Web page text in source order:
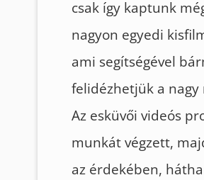
csak így kaptunk
nagyon egyedi
ami segítségével
felidézhetjük a nagy
Az esküvői videós
munkát végzett,
az érdekében, hátha